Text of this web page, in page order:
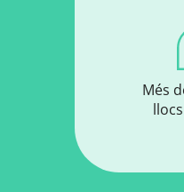
Més